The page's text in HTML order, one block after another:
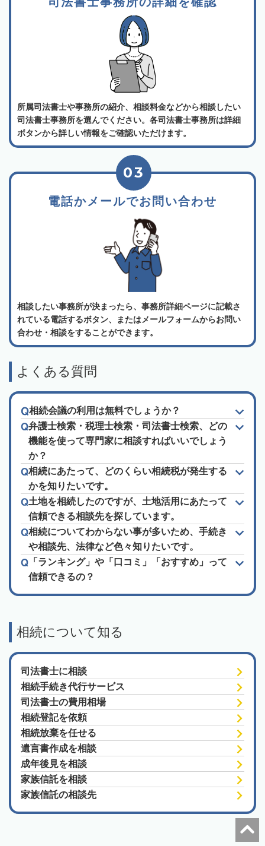
所属司法書士や事務所の紹介、相談料金などから相談したい
司法書士事務所を選んでください。各司法書士事務所は詳細
ボタンから詳しい情報をご確認いただけます。
電話かメールでお問い合わせ
03
相談したい事務所が決まったら、事務所詳細ページに記載さ
れている電話するボタン、またはメールフォームからお問い
合わせ・相談をすることができます。
よくある質問
相続会議の利用は無料でしょうか？
弁護士検索・税理士検索・司法書士検索、どの
機能を使って専門家に相談すればいいでしょう
か？
相続にあたって、どのくらい相続税が発生する
かを知りたいです。
土地を相続したのですが、土地活用にあたって
信頼できる相談先を探しています。
相続についてわからない事が多いため、手続き
や相談先、法律など色々知りたいです。
「ランキング」や「口コミ」「おすすめ」って
信頼できるの？
相続について知る
司法書士に相談
相続手続き代行サービス
司法書士の費用相場
相続登記を依頼
相続放棄を任せる
遺言書作成を相談
成年後見を相談
家族信託を相談
家族信託の相談先